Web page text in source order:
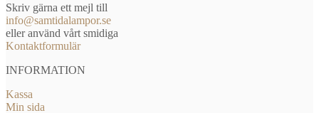
Skriv gärna ett mejl till
info@samtidalampor.se
eller använd vårt smidiga
Kontaktformulär
INFORMATION
Kassa
Min sida